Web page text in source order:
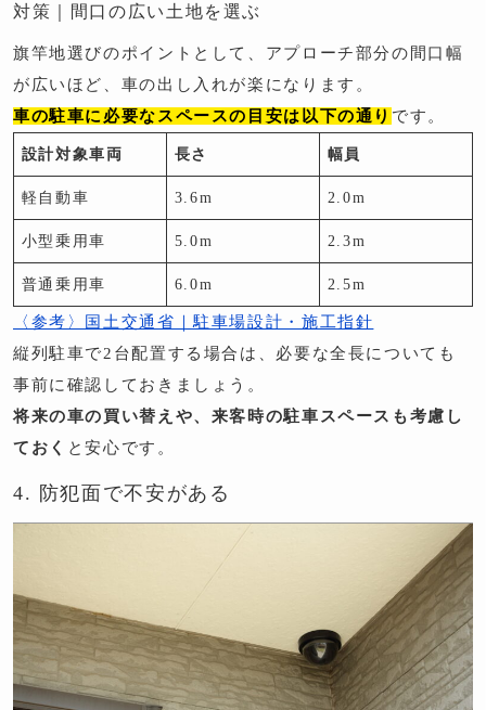
対策｜間口の広い土地を選ぶ
旗竿地選びのポイントとして、アプローチ部分の間口幅
が広いほど、車の出し入れが楽になります。
車の駐車に必要なスペースの目安は以下の通り です。
設計対象車両 長さ 幅員
軽自動車 3.6m 2.0m
小型乗用車 5.0m 2.3m
普通乗用車 6.0m 2.5m
〈参考〉国土交通省｜駐車場設計・施工指針
縦列駐車で2台配置する場合は、必要な全長についても
事前に確認しておきましょう。
将来の車の買い替えや、来客時の駐車スペースも考慮し
ておく と安心です。
4. 防犯面で不安がある